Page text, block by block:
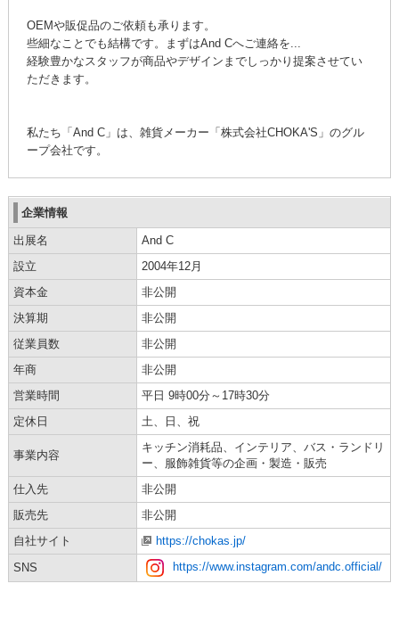
OEMや販促品のご依頼も承ります。
些細なことでも結構です。まずはAnd Cへご連絡を...
経験豊かなスタッフが商品やデザインまでしっかり提案させてい
ただきます。
私たち「And C」は、雑貨メーカー「株式会社CHOKA'S」のグル
ープ会社です。
企業情報
出展名
And C
設立
2004年12月
資本金
非公開
決算期
非公開
従業員数
非公開
年商
非公開
営業時間
平日 9時00分～17時30分
定休日
土、日、祝
事業内容
キッチン消耗品、インテリア、バス・ランドリ
ー、服飾雑貨等の企画・製造・販売
仕入先
非公開
販売先
非公開
自社サイト
https://chokas.jp/
SNS
https://www.instagram.com/andc.official/